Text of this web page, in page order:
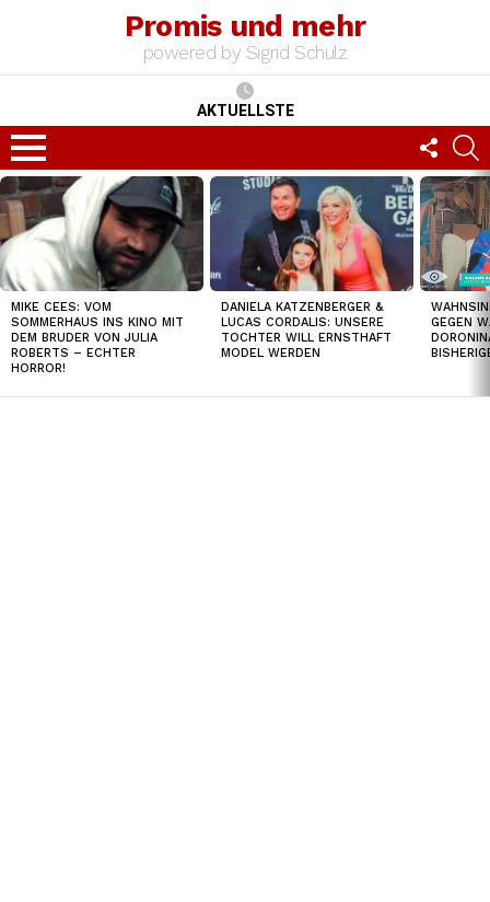
Promis und mehr
powered by Sigrid Schulz
AKTUELLSTE
Menu
US
TOP
NEWS
MIKE CEES: VOM
SOMMERHAUS INS KINO MIT
DEM BRUDER VON JULIA
ROBERTS – ECHTER
HORROR!
DANIELA KATZENBERGER &
LUCAS CORDALIS: UNSERE
TOCHTER WILL ERNSTHAFT
MODEL WERDEN
GEGEN